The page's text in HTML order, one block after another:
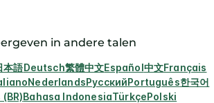
in andere talen
本語Deutsch繁體中文Español中文Français
NederlandsРусскийPortuguês한국어
Bahasa IndonesiaTürkçePolski